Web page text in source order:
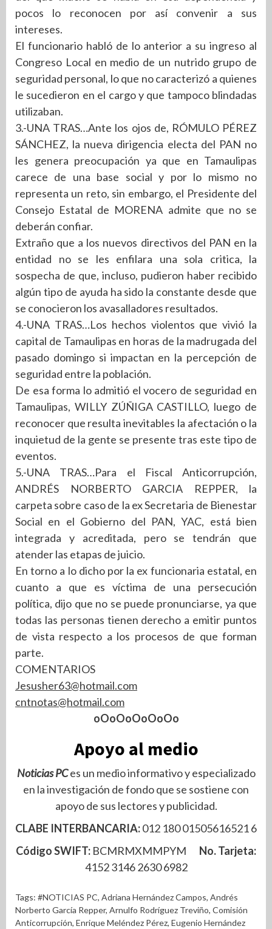
pocos lo reconocen por así convenir a sus
intereses.
El funcionario habló de lo anterior a su ingreso al
Congreso Local en medio de un nutrido grupo de
seguridad personal, lo que no caracterizó a quienes
le sucedieron en el cargo y que tampoco blindadas
utilizaban.
3.-UNA TRAS…Ante los ojos de, RÓMULO PÉREZ
SÁNCHEZ, la nueva dirigencia electa del PAN no
les genera preocupación ya que en Tamaulipas
carece de una base social y por lo mismo no
representa un reto, sin embargo, el Presidente del
Consejo Estatal de MORENA admite que no se
deberán confiar.
Extraño que a los nuevos directivos del PAN en la
entidad no se les enfilara una sola critica, la
sospecha de que, incluso, pudieron haber recibido
algún tipo de ayuda ha sido la constante desde que
se conocieron los avasalladores resultados.
4.-UNA TRAS…Los hechos violentos que vivió la
capital de Tamaulipas en horas de la madrugada del
pasado domingo si impactan en la percepción de
seguridad entre la población.
De esa forma lo admitió el vocero de seguridad en
Tamaulipas, WILLY ZÚÑIGA CASTILLO, luego de
reconocer que resulta inevitables la afectación o la
inquietud de la gente se presente tras este tipo de
eventos.
5.-UNA TRAS…Para el Fiscal Anticorrupción,
ANDRÉS NORBERTO GARCIA REPPER, la
carpeta sobre caso de la ex Secretaria de Bienestar
Social en el Gobierno del PAN, YAC, está bien
integrada y acreditada, pero se tendrán que
atender las etapas de juicio.
En torno a lo dicho por la ex funcionaria estatal, en
cuanto a que es víctima de una persecución
política, dijo que no se puede pronunciarse, ya que
todas las personas tienen derecho a emitir puntos
de vista respecto a los procesos de que forman
parte.
COMENTARIOS
Jesusher63@hotmail.com
cntnotas@hotmail.com
oOoOoOoOoOo
Apoyo al medio
Noticias PCes un medio informativo y especializado
en la investigación de fondo que se sostiene con
apoyo de sus lectores y publicidad.
CLABE INTERBANCARIA:012 180 01505616521 6
Código SWIFT: BCMRMXMMPYM No. Tarjeta:
4152 3146 2630 6982
Tags: #NOTICIAS PC, Adriana Hernández Campos, Andrés
Norberto García Repper, Arnulfo Rodríguez Treviño, Comisión
Anticorrupción, Enrique Meléndez Pérez, Eugenio Hernández